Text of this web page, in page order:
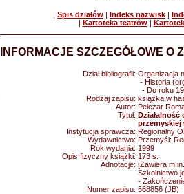
| Spis działów | Indeks nazwisk |
| Kartoteka teatrów|
INFORMACJE SZCZEGÓŁOWE O
Dział bibliografii: Organizacja
- Historia
- Do roku
Rodzaj zapisu: książka w
Autor: Pelczar
Tytuł:
przemyskiej
Instytucja sprawcza: Regionalny
Wydawnictwo: Przemyśl:
Rok wydania: 1999
Opis fizyczny książki: 173 s.
Adnotacje: [Zawiera
Szkolnictwo
-
Numer zapisu: 568856 (JB)